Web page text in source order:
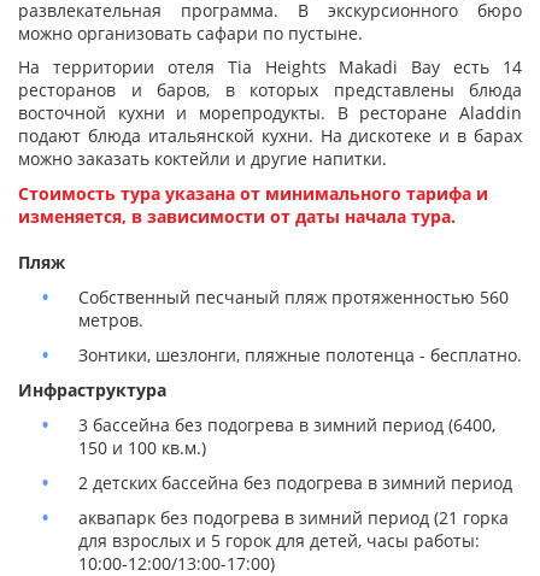
развлекательная программа. В экскурсионного бюро
можно организовать сафари по пустыне.
На территории отеля Tia Heights Makadi Bay есть 14
ресторанов и баров, в которых представлены блюда
восточной кухни и морепродукты. В ресторане Aladdin
подают блюда итальянской кухни. На дискотеке и в барах
можно заказать коктейли и другие напитки.
Стоимость тура указана от минимального тарифа и
изменяется, в зависимости от даты начала тура.
Пляж
Собственный песчаный пляж протяженностью 560
метров.
Зонтики, шезлонги, пляжные полотенца - бесплатно.
Инфраструктура
3 бассейна без подогрева в зимний период (6400,
150 и 100 кв.м.)
2 детских бассейна без подогрева в зимний период
аквапарк без подогрева в зимний период (21 горка
для взрослых и 5 горок для детей, часы работы:
10:00-12:00/13:00-17:00)